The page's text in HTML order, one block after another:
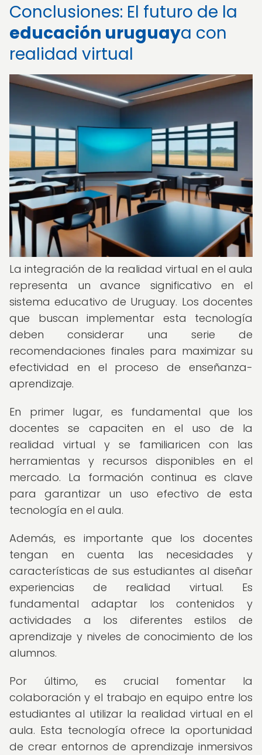
Conclusiones: El futuro de la
educación uruguaya con
realidad virtual
La integración de la realidad virtual en el aula
representa un avance significativo en el
sistema educativo de Uruguay. Los docentes
que buscan implementar esta tecnología
deben considerar una serie de
recomendaciones finales para maximizar su
efectividad en el proceso de enseñanza-
aprendizaje.
En primer lugar, es fundamental que los
docentes se capaciten en el uso de la
realidad virtual y se familiaricen con las
herramientas y recursos disponibles en el
mercado. La formación continua es clave
para garantizar un uso efectivo de esta
tecnología en el aula.
Además, es importante que los docentes
tengan en cuenta las necesidades y
características de sus estudiantes al diseñar
experiencias de realidad virtual. Es
fundamental adaptar los contenidos y
actividades a los diferentes estilos de
aprendizaje y niveles de conocimiento de los
alumnos.
Por último, es crucial fomentar la
colaboración y el trabajo en equipo entre los
estudiantes al utilizar la realidad virtual en el
aula. Esta tecnología ofrece la oportunidad
de crear entornos de aprendizaje inmersivos